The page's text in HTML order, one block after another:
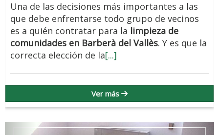
Una de las decisiones más importantes a las
que debe enfrentarse todo grupo de vecinos
es a quién contratar para la limpieza de
comunidades en Barberà del Vallès. Y es que la
correcta elección de la[...]
Ver más
Anterior